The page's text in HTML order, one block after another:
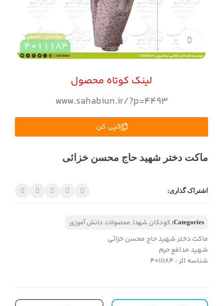
بزرگنمایی تصویر
لینک کوتاه محصول
www.sahabiun.ir/?p=4493
کپی کن
ماکت دختر شهید حاج محسن خزائی
اشتراک گذاری:
Categories: کودکان شهدا, محصولات دانش آموزی
ماکت دختر شهید حاج محسن خزائی
شهید مدافع حرم
شناسه اثر : 4011184